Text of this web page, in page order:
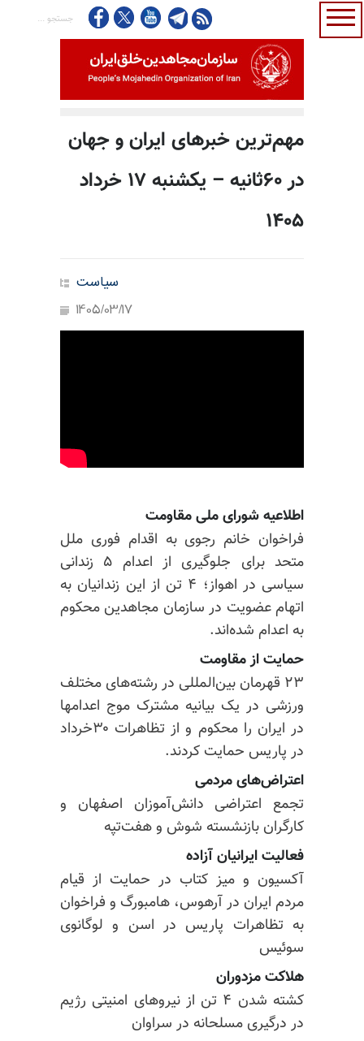
مهم‌ترین خبرهای ایران و جهان
در ۶۰ثانیه – یکشنبه ۱۷ خرداد
۱۴۰۵
سیاست
1405/03/17
اطلاعیه شورای ملی مقاومت
فراخوان خانم رجوی به اقدام فوری ملل
متحد برای جلوگیری از اعدام ۵ زندانی
سیاسی در اهواز؛ ۴ تن از این زندانیان به
اتهام عضویت در سازمان مجاهدین محکوم
به اعدام شده‌اند.
حمایت از مقاومت
۲۳ قهرمان بین‌المللی در رشته‌های مختلف
ورزشی در یک بیانیه مشترک موج اعدامها
در ایران را محکوم و از تظاهرات ۳۰خرداد
در پاریس حمایت کردند.
اعتراض‌های مردمی
تجمع اعتراضی دانش‌آموزان اصفهان و
کارگران بازنشسته شوش و هفت‌تپه
فعالیت ایرانیان آزاده
آکسیون و میز کتاب در حمایت از قیام
مردم ایران در آرهوس، هامبورگ و فراخوان
به تظاهرات پاریس در اسن و لوگانوی
سوئیس
هلاکت مزدوران
کشته شدن ۴ تن از نیروهای امنیتی رژیم
در درگیری مسلحانه در سراوان